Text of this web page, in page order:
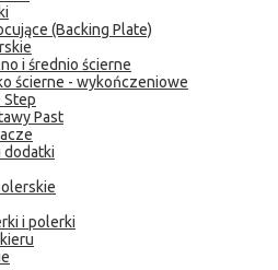
(Backing Plate)
i średnio ścierne
ścierne - wykończeniowe
Step
Past
dodatki
i polerki